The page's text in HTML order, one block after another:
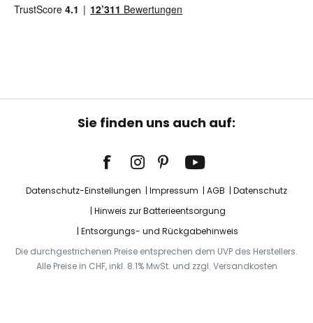
Sie finden uns auch auf:
Datenschutz-Einstellungen Impressum AGB
Datenschutz
Hinweis zur Batterieentsorgung
Entsorgungs- und Rückgabehinweis
Die durchgestrichenen Preise entsprechen dem UVP des Herstellers.
Alle Preise in CHF, inkl. 8.1% MwSt. und zzgl. Versandkosten